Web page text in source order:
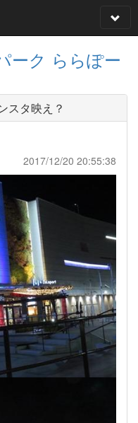
ーク ららぽー
スタ映え？
2017/12/20 20:55:38